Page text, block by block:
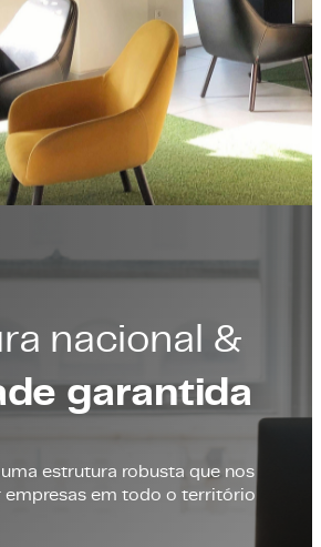
nacional &
garantida
estrutura robusta que nos
em todo o território